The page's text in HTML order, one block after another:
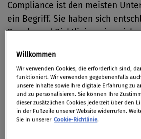
Compliance ist den meisten
ein Begriff. Sie haben sich
Regeln und Richtlinien eine
Mitarbeiter*innen und
schaffen. Jetzt ist es an der Zeit
Sie dieses Vorhaben optimal und
Um Compliance in der
es auch nötig, die Grundlagen
Willkommen
Wir verwenden Cookies, die erforderlich sind,
funktioniert. Wir verwenden gegebenenfalls
unsere Inhalte sowie Ihre digitale Erfahrung zu
und zu personalisieren. Sie können Ihre
dieser zusätzlichen Cookies jederzeit über den
in der Fußzeile unserer Website widerrufen.
Sie in unserer Cookie-Richtlinie.